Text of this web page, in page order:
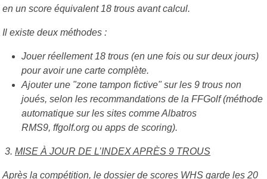
en un score équivalent 18 trous avant calcul.
Il existe deux méthodes :
Jouer réellement 18 trous (en une fois ou sur deux jours)
pour avoir une carte complète.
Ajouter une "zone tampon fictive" sur les 9 trous non
joués, selon les recommandations de la FFGolf (méthode
automatique sur les sites comme Albatros
RMS9, ffgolf.org ou apps de scoring).
3. MISE À JOUR DE L’INDEX APRÈS 9 TROUS
Après la compétition, le dossier de scores WHS garde les 20